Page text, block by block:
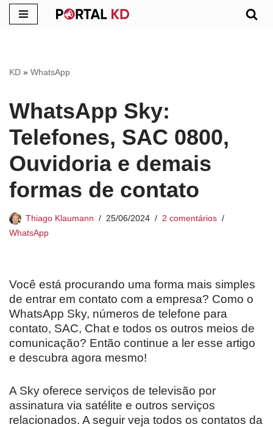
conteúdo
KD » WhatsApp
WhatsApp Sky:
Telefones, SAC 0800,
Ouvidoria e demais
formas de contato
Thiago Klaumann 25/06/2024
2 comentários
WhatsApp
Você está procurando uma forma mais simples
de entrar em contato com a empresa? Como o
WhatsApp Sky, números de telefone para
contato, SAC, Chat e todos os outros meios de
comunicação? Então continue a ler esse artigo
e descubra agora mesmo!
A Sky oferece serviços de televisão por
assinatura via satélite e outros serviços
relacionados. A seguir veja todos os contatos da